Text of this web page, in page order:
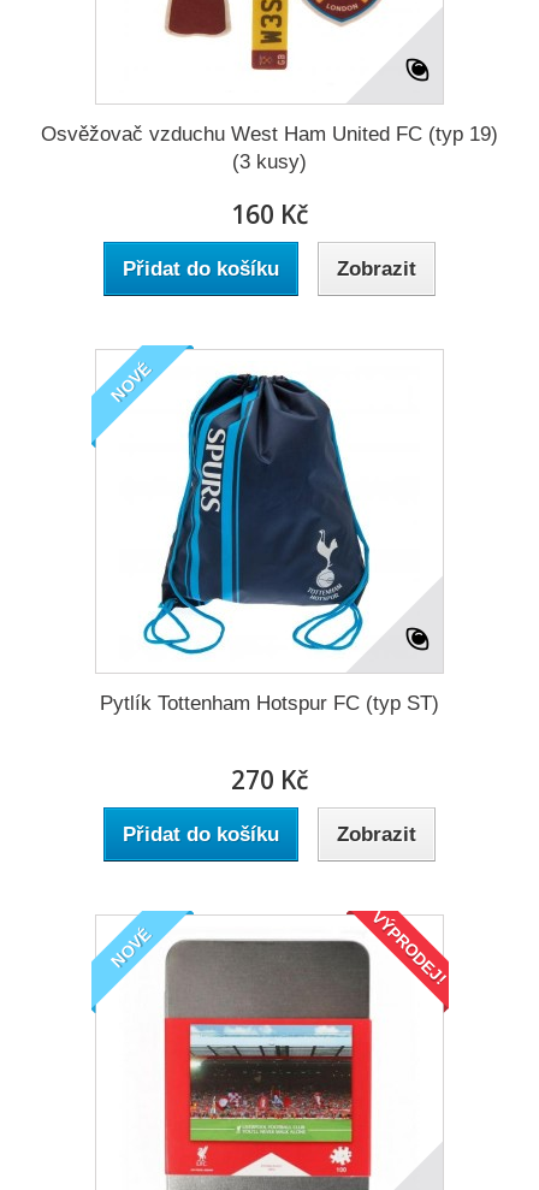
Osvěžovač vzduchu West Ham United FC (typ 19)
(3 kusy)
160 Kč
Přidat do košíku Zobrazit
NOVÉ
Pytlík Tottenham Hotspur FC (typ ST)
270 Kč
Přidat do košíku Zobrazit
NOVÉ VÝPRODEJ!